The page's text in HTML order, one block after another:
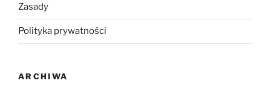
Zasady
Polityka prywatności
ARCHIWA